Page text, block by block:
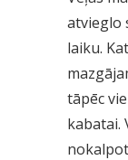
atvieglo
laiku.
tāpēc
kabatai.